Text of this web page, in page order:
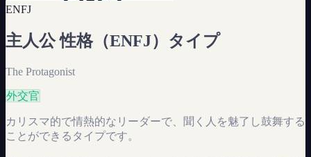
ENFJ
主人公性格（ENFJ）タイプ
The Protagonist
外交官
カリスマ的で情熱的なリーダーで、聞く人を魅了し鼓舞する
ことができるタイプです。